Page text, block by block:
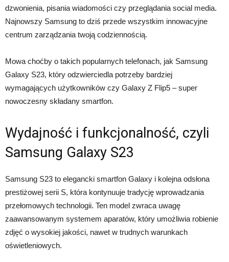
dzwonienia, pisania wiadomości czy przeglądania social media.
Najnowszy Samsung to dziś przede wszystkim innowacyjne
centrum zarządzania twoją codziennością.
Mowa choćby o takich popularnych telefonach, jak Samsung
Galaxy S23, który odzwierciedla potrzeby bardziej
wymagających użytkowników czy Galaxy Z Flip5 – super
nowoczesny składany smartfon.
Wydajność i funkcjonalność, czyli
Samsung Galaxy S23
Samsung S23 to elegancki smartfon Galaxy i kolejna odsłona
prestiżowej serii S, która kontynuuje tradycję wprowadzania
przełomowych technologii. Ten model zwraca uwagę
zaawansowanym systemem aparatów, który umożliwia robienie
zdjęć o wysokiej jakości, nawet w trudnych warunkach
oświetleniowych.